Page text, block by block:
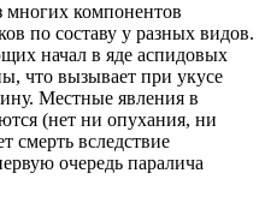
многих компонентов
по составу у разных видов.
начал в яде аспидовых
что вызывает при укусе
Местные явления в
(нет ни опухания, ни
смерть вследствие
очередь паралича